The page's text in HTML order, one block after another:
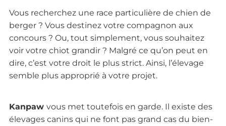
Vous recherchez une race particulière de chien de
berger ? Vous destinez votre compagnon aux
concours ? Ou, tout simplement, vous souhaitez
voir votre chiot grandir ? Malgré ce qu’on peut en
dire, c’est votre droit le plus strict. Ainsi, l’élevage
semble plus approprié à votre projet.
Kanpaw vous met toutefois en garde. Il existe des
élevages canins qui ne font pas grand cas du bien-